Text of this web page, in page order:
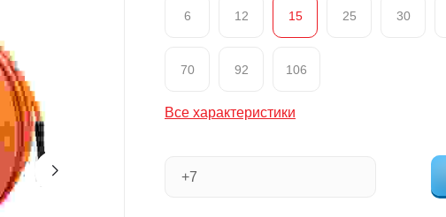
6 12 15 25 30
70 92 106
Все характеристики